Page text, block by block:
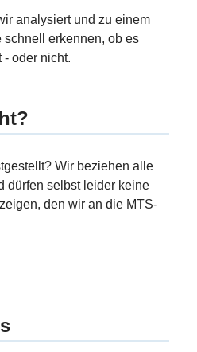
analysiert und zu einem
erkennen, ob es
oder nicht.
Wir beziehen alle
dürfen selbst leider keine
den wir an die MTS-